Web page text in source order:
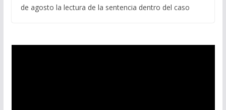
de agosto la lectura de la sentencia dentro del caso